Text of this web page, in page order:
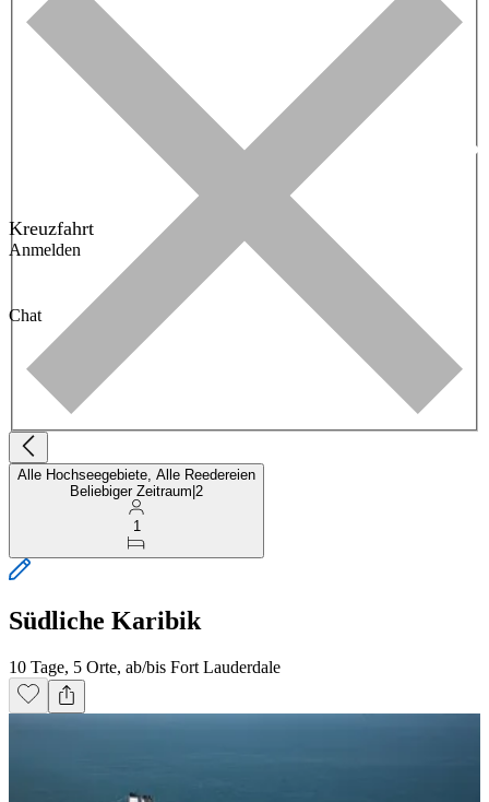
Kreuzfahrt
Anmelden
Chat
Alle Hochseegebiete, Alle Reedereien
Beliebiger Zeitraum 2
1
Südliche Karibik
10 Tage, 5 Orte, ab/bis Fort Lauderdale